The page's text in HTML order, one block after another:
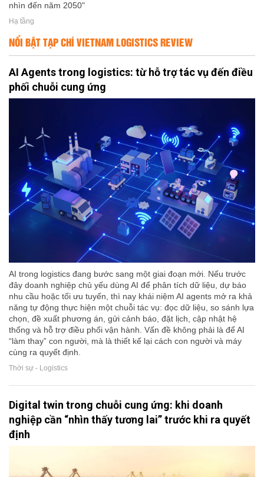
nhìn đến năm 2050"
Hạ tầng
NỔI BẬT TẠP CHÍ VIETNAM LOGISTICS REVIEW
AI Agents trong logistics: từ hỗ trợ tác vụ đến điều
phối chuỗi cung ứng
AI trong logistics đang bước sang một giai đoạn mới. Nếu trước
đây doanh nghiệp chủ yếu dùng AI để phân tích dữ liệu, dự báo
nhu cầu hoặc tối ưu tuyến, thì nay khái niệm AI agents mở ra khả
năng tự động thực hiện một chuỗi tác vụ: đọc dữ liệu, so sánh lựa
chọn, đề xuất phương án, gửi cảnh báo, đặt lịch, cập nhật hệ
thống và hỗ trợ điều phối vận hành. Vấn đề không phải là để AI
“làm thay” con người, mà là thiết kế lại cách con người và máy
cùng ra quyết định.
Thời sự - Logistics
Digital twin trong chuỗi cung ứng: khi doanh
nghiệp cần “nhìn thấy tương lai” trước khi ra quyết
định